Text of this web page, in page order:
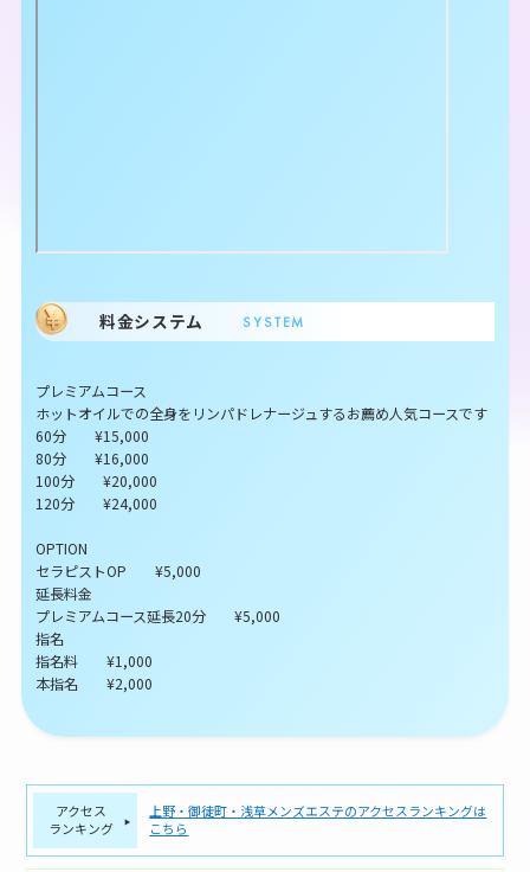
料金システム SYSTEM
プレミアムコース
ホットオイルでの全身をリンパドレナージュするお薦め人気コースです
60分 ¥15,000
80分 ¥16,000
100分 ¥20,000
120分 ¥24,000
OPTION
セラピストOP ¥5,000
延長料金
プレミアムコース延長20分 ¥5,000
指名
指名料 ¥1,000
本指名 ¥2,000
アクセス
ランキング
上野・御徒町・浅草メンズエステのアクセスランキングは
こちら